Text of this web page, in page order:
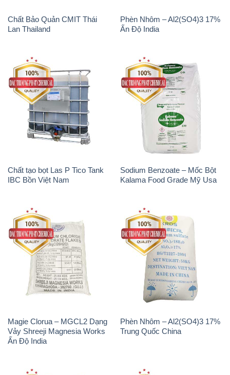
Chất Bảo Quản CMIT Thái
Lan Thailand
Phèn Nhôm – Al2(SO4)3 17%
Ấn Độ India
Chất tạo bọt Las P Tico Tank
IBC Bồn Việt Nam
Sodium Benzoate – Mốc Bột
Kalama Food Grade Mỹ Usa
Magie Clorua – MGCL2 Dạng
Vảy Shreeji Magnesia Works
Ấn Độ India
Phèn Nhôm – Al2(SO4)3 17%
Trung Quốc China